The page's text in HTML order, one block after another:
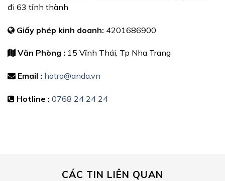
đi 63 tỉnh thành
Giấy phép kinh doanh: 4201686900
Văn Phòng : 15 Vĩnh Thái, Tp Nha Trang
Email : hotro@anda.vn
Hotline : 0768 24 24 24
CÁC TIN LIÊN QUAN